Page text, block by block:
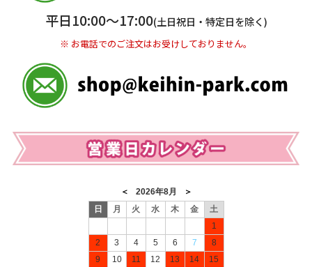
※ 振込み手数料お客様ご負担。
平日10:00〜17:00(土日祝日・特定日を除く)
※ お電話でのご注文はお受けしておりません。